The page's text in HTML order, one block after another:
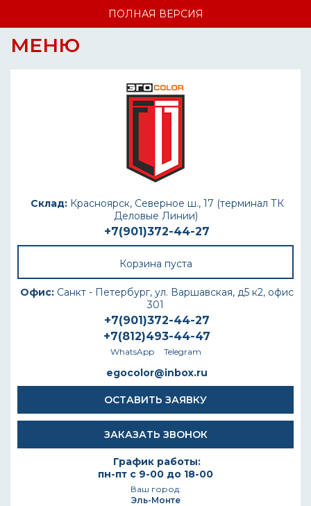
ПОЛНАЯ ВЕРСИЯ
МЕНЮ
Склад:Красноярск, Северное ш., 17 (терминал ТК
Деловые Линии)
+7(901)372-44-27
Корзина пуста
Офис: Санкт - Петербург, ул. Варшавская, д5 к2, офис
301
+7(901)372-44-27
+7(812)493-44-47
WhatsApp Telegram
egocolor@inbox.ru
ОСТАВИТЬ ЗАЯВКУ
ЗАКАЗАТЬ ЗВОНОК
График работы:
пн-пт с 9-00 до 18-00
Ваш город:
Эль-Монте